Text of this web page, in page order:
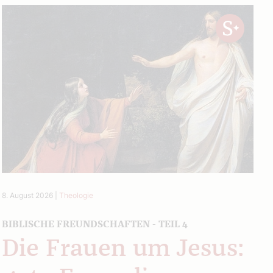
8. August 2026 Theologie
BIBLISCHE FREUNDSCHAFTEN - TEIL 4
Die Frauen um Jesus: